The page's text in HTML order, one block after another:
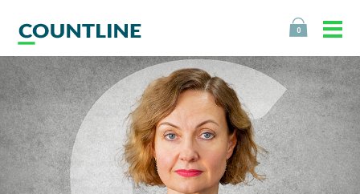
0